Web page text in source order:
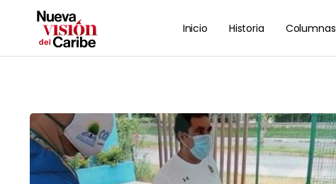
Inicio Historia Columnas